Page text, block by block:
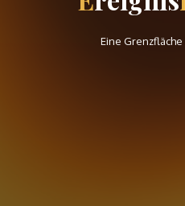
Eine